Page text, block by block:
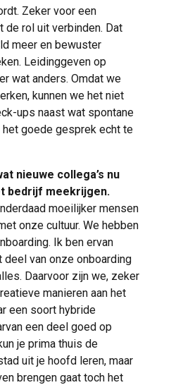
Zeker voor een
de rol uit verbinden. Dat
meer en bewuster
Leidinggeven op
wat anders. Omdat we
kunnen we het niet
ups naast wat spontane
goede gesprek echt te
nieuwe collega’s nu
bedrijf meekrijgen.
moeilijker mensen
onze cultuur. We hebben
Ik ben ervan
van onze onboarding
Daarvoor zijn we, zeker
manieren aan het
een soort hybride
een deel goed op
je prima thuis de
uit je hoofd leren, maar
brengen gaat toch het